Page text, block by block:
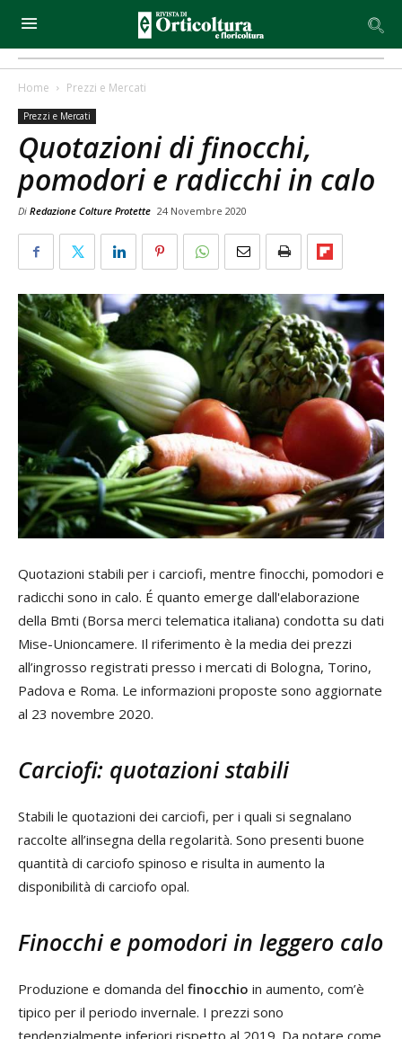
Home Prezzi e Mercati
Prezzi e Mercati
Quotazioni di finocchi,
pomodori e radicchi in calo
Di Redazione Colture Protette 24 Novembre 2020
Quotazioni stabili per i carciofi, mentre finocchi, pomodori e
radicchi sono in calo. É quanto emerge dall'elaborazione
della Bmti (Borsa merci telematica italiana) condotta su dati
Mise-Unioncamere. Il riferimento è la media dei prezzi
all’ingrosso registrati presso i mercati di Bologna, Torino,
Padova e Roma. Le informazioni proposte sono aggiornate
al 23 novembre 2020.
Carciofi: quotazioni stabili
Stabili le quotazioni dei carciofi, per i quali si segnalano
raccolte all’insegna della regolarità. Sono presenti buone
quantità di carciofo spinoso e risulta in aumento la
disponibilità di carciofo opal.
Finocchi e pomodori in leggero calo
Produzione e domanda del finocchio in aumento, com’è
tipico per il periodo invernale. I prezzi sono
tendenzialmente inferiori rispetto al 2019. Da notare come